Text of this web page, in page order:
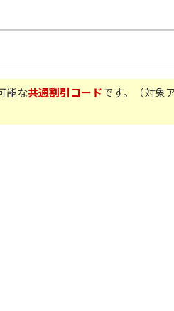
能な共通割引コードです。（対象